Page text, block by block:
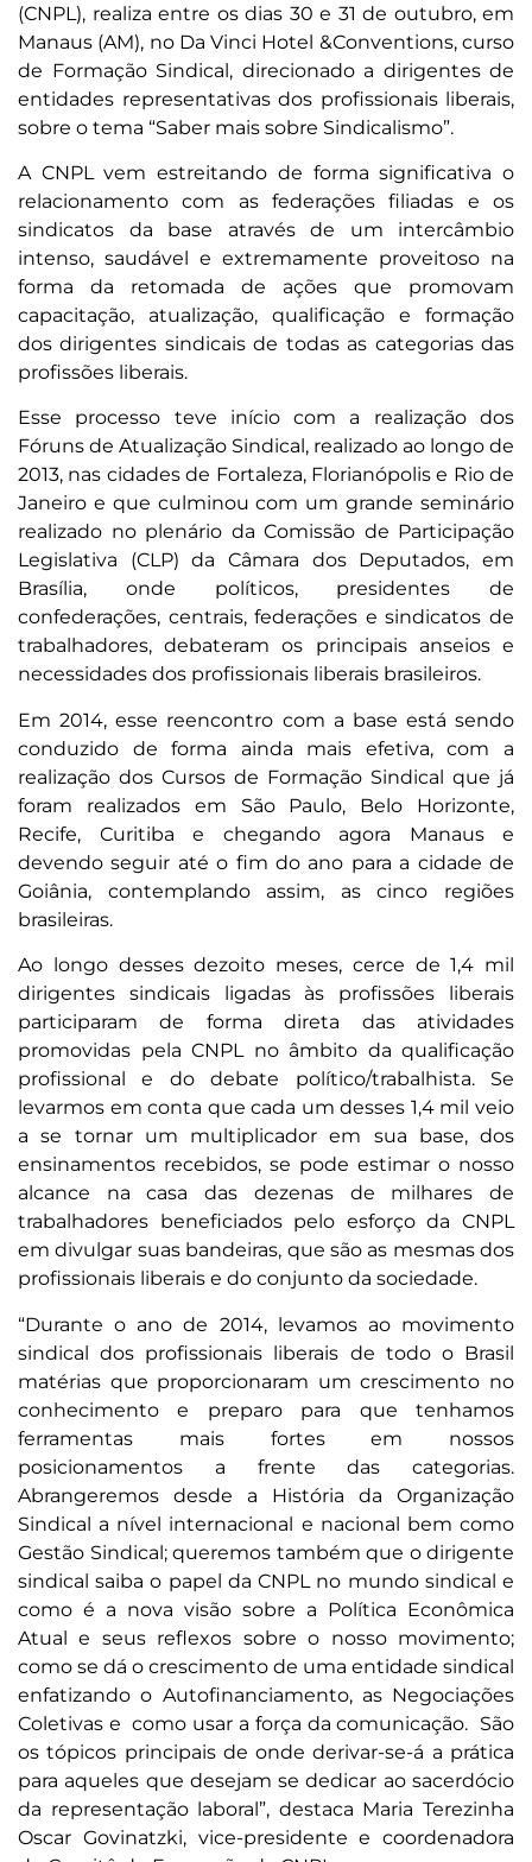
(CNPL), realiza entre os dias 30 e 31 de outubro, em
Manaus (AM), no Da Vinci Hotel &Conventions, curso
de Formação Sindical, direcionado a dirigentes de
entidades representativas dos profissionais liberais,
sobre o tema “Saber mais sobre Sindicalismo”.
A CNPL vem estreitando de forma significativa o
relacionamento com as federações filiadas e os
sindicatos da base através de um intercâmbio
intenso, saudável e extremamente proveitoso na
forma da retomada de ações que promovam
capacitação, atualização, qualificação e formação
dos dirigentes sindicais de todas as categorias das
profissões liberais.
Esse processo teve início com a realização dos
Fóruns de Atualização Sindical, realizado ao longo de
2013, nas cidades de Fortaleza, Florianópolis e Rio de
Janeiro e que culminou com um grande seminário
realizado no plenário da Comissão de Participação
Legislativa (CLP) da Câmara dos Deputados, em
Brasília, onde políticos, presidentes de
confederações, centrais, federações e sindicatos de
trabalhadores, debateram os principais anseios e
necessidades dos profissionais liberais brasileiros.
Em 2014, esse reencontro com a base está sendo
conduzido de forma ainda mais efetiva, com a
realização dos Cursos de Formação Sindical que já
foram realizados em São Paulo, Belo Horizonte,
Recife, Curitiba e chegando agora Manaus e
devendo seguir até o fim do ano para a cidade de
Goiânia, contemplando assim, as cinco regiões
brasileiras.
Ao longo desses dezoito meses, cerce de 1,4 mil
dirigentes sindicais ligadas às profissões liberais
participaram de forma direta das atividades
promovidas pela CNPL no âmbito da qualificação
profissional e do debate político/trabalhista. Se
levarmos em conta que cada um desses 1,4 mil veio
a se tornar um multiplicador em sua base, dos
ensinamentos recebidos, se pode estimar o nosso
alcance na casa das dezenas de milhares de
trabalhadores beneficiados pelo esforço da CNPL
em divulgar suas bandeiras, que são as mesmas dos
profissionais liberais e do conjunto da sociedade.
“Durante o ano de 2014, levamos ao movimento
sindical dos profissionais liberais de todo o Brasil
matérias que proporcionaram um crescimento no
conhecimento e preparo para que tenhamos
ferramentas mais fortes em nossos
posicionamentos a frente das categorias.
Abrangeremos desde a História da Organização
Sindical a nível internacional e nacional bem como
Gestão Sindical; queremos também que o dirigente
sindical saiba o papel da CNPL no mundo sindical e
como é a nova visão sobre a Política Econômica
Atual e seus reflexos sobre o nosso movimento;
como se dá o crescimento de uma entidade sindical
enfatizando o Autofinanciamento, as Negociações
Coletivas e como usar a força da comunicação. São
os tópicos principais de onde derivar-se-á a prática
para aqueles que desejam se dedicar ao sacerdócio
da representação laboral”, destaca Maria Terezinha
Oscar Govinatzki, vice-presidente e coordenadora